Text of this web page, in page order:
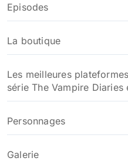
e
r
:
Episodes
La boutique
Les meilleures
série The Vampire Diaries
Personnages
Galerie